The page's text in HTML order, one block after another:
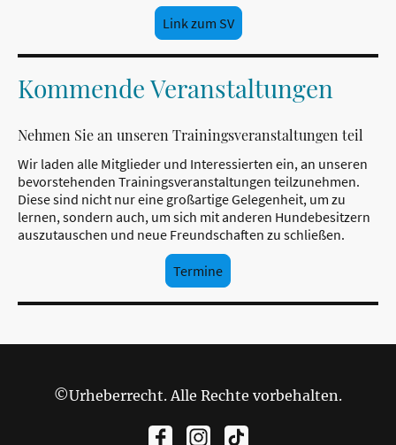
Link zum SV
Kommende Veranstaltungen
Nehmen Sie an unseren Trainingsveranstaltungen teil
Wir laden alle Mitglieder und Interessierten ein, an unseren
bevorstehenden Trainingsveranstaltungen teilzunehmen.
Diese sind nicht nur eine großartige Gelegenheit, um zu
lernen, sondern auch, um sich mit anderen Hundebesitzern
auszutauschen und neue Freundschaften zu schließen.
Termine
©Urheberrecht. Alle Rechte vorbehalten.